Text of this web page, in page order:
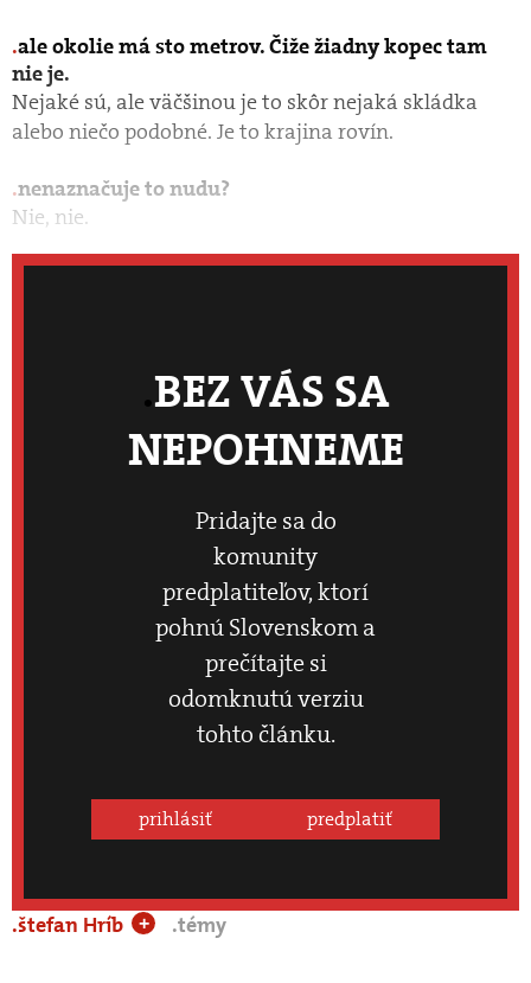
ale okolie má sto metrov. Čiže žiadny kopec tam
nie je.
Nejaké sú, ale väčšinou je to skôr nejaká skládka
alebo niečo podobné. Je to krajina rovín.
nenaznačuje to nudu?
Nie, nie.
BEZ VÁS SA
NEPOHNEME
Pridajte sa do
komunity
predplatiteľov, ktorí
pohnú Slovenskom a
prečítajte si
odomknutú verziu
tohto článku.
prihlásiť predplatiť
.štefan Hríb + .témy